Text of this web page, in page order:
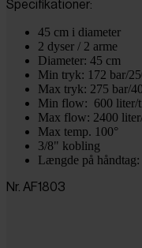
Specifikationer:
45 cm i diameter
2 dyser / 2 arme
Diameter: 45 cm
Min tryk: 172 bar/
Max tryk: 275 bar/
Min flow: 600 liter/
Max flow: 2400
Max temp. 100°
3/8" kobling
Længde på håndtag:
Nr. AF1803